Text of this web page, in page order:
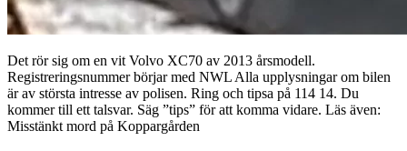
Det rör sig om en vit Volvo XC70 av 2013 årsmodell.
Registreringsnummer börjar med NWL Alla upplysningar om bilen
är av största intresse av polisen. Ring och tipsa på 114 14. Du
kommer till ett talsvar. Säg ”tips” för att komma vidare. Läs även:
Misstänkt mord på Koppargården